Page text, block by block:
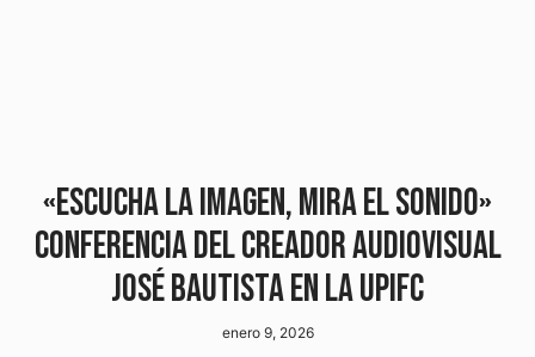
«Escucha la imagen, mira el sonido»
conferencia del creador audiovisual
José Bautista en la UPIFC
enero 9, 2026